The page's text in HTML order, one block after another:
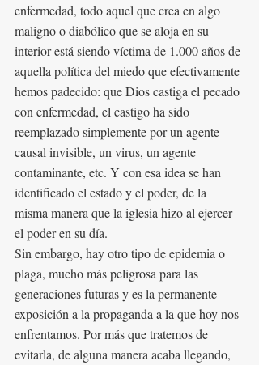
enfermedad, todo aquel que crea en algo
maligno o diabólico que se aloja en su
interior está siendo víctima de 1.000 años de
aquella política del miedo que efectivamente
hemos padecido: que Dios castiga el pecado
con enfermedad, el castigo ha sido
reemplazado simplemente por un agente
causal invisible, un virus, un agente
contaminante, etc. Y con esa idea se han
identificado el estado y el poder, de la
misma manera que la iglesia hizo al ejercer
el poder en su día.
Sin embargo, hay otro tipo de epidemia o
plaga, mucho más peligrosa para las
generaciones futuras y es la permanente
exposición a la propaganda a la que hoy nos
enfrentamos. Por más que tratemos de
evitarla, de alguna manera acaba llegando,